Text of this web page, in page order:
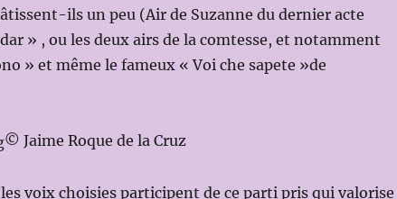
ils un peu (Air de Suzanne du dernier acte
» , ou les deux airs de la comtesse, et notamment
» et même le fameux « Voi che sapete »de
© Jaime Roque de la Cruz
voix choisies participent de ce parti pris qui valorise